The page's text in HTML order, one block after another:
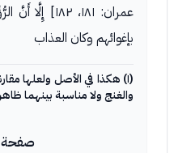
عمران: ١٨١،
بإغوائهم وكان العذاب
(١) هكذا في الأصل ولعلها
والغنج ولا مناسبة بينهما
صفحة